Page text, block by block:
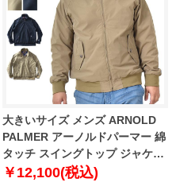
大きいサイズ メンズ ARNOLD
PALMER アーノルドパーマー 綿
タッチ スイングトップ ジャケッ
ト 4451980
￥12,100(税込)